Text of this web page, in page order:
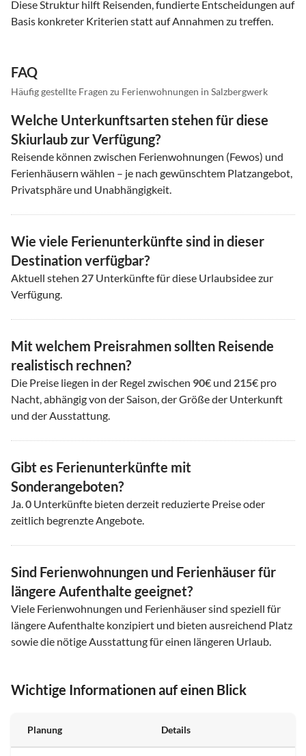
Diese Struktur hilft Reisenden, fundierte Entscheidungen auf
Basis konkreter Kriterien statt auf Annahmen zu treffen.
FAQ
Häufig gestellte Fragen zu Ferienwohnungen in Salzbergwerk
Welche Unterkunftsarten stehen für diese
Skiurlaub zur Verfügung?
Reisende können zwischen Ferienwohnungen (Fewos) und
Ferienhäusern wählen – je nach gewünschtem Platzangebot,
Privatsphäre und Unabhängigkeit.
Wie viele Ferienunterkünfte sind in dieser
Destination verfügbar?
Aktuell stehen 27 Unterkünfte für diese Urlaubsidee zur
Verfügung.
Mit welchem Preisrahmen sollten Reisende
realistisch rechnen?
Die Preise liegen in der Regel zwischen 90€ und 215€ pro
Nacht, abhängig von der Saison, der Größe der Unterkunft
und der Ausstattung.
Gibt es Ferienunterkünfte mit
Sonderangeboten?
Ja. 0 Unterkünfte bieten derzeit reduzierte Preise oder
zeitlich begrenzte Angebote.
Sind Ferienwohnungen und Ferienhäuser für
längere Aufenthalte geeignet?
Viele Ferienwohnungen und Ferienhäuser sind speziell für
längere Aufenthalte konzipiert und bieten ausreichend Platz
sowie die nötige Ausstattung für einen längeren Urlaub.
Wichtige Informationen auf einen Blick
Planung Details